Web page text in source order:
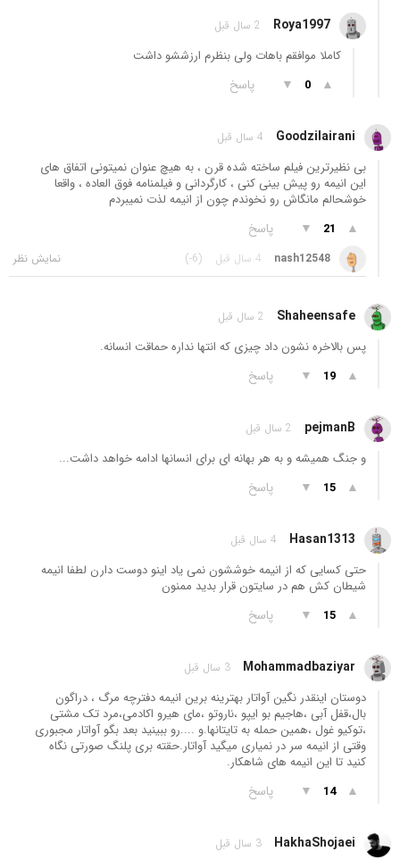
Roya1997 2 سال قبل
کاملا موافقم باهات ولی بنظرم ارزششو داشت
▲
0
▼ پاسخ
Goodzilairani 4 سال قبل
بی نظیرترین فیلم ساخته شده قرن ، به هیچ عنوان نمیتونی اتفاق های
این انیمه رو پیش بینی کنی ، کارگردانی و فیلمنامه فوق العاده ، واقعا
خوشحالم مانگاش رو نخوندم چون از انیمه لذت نمیبردم
▲
21
▼ پاسخ
nash12548 4 سال قبل (-6)
Shaheensafe 2 سال قبل
پس بالاخره نشون داد چیزی که انتها نداره حماقت انسانه.
▲
19
▼ پاسخ
pejmanB 2 سال قبل
و جنگ همیشه و به هر بهانه ای برای انسانها ادامه خواهد داشت...
▲
15
▼ پاسخ
Hasan1313 4 سال قبل
حتی کسایی که از انیمه خوششون نمی یاد اینو دوست دارن لطفا انیمه
شیطان کش هم در سایتون قرار بدید ممنون
▲
15
▼ پاسخ
Mohammadbaziyar 3 سال قبل
دوستان اینقدر نگین آواتار بهترینه برین انیمه دفترچه مرگ ، دراگون
بال،قفل آبی ،هاجیم بو ایپو ،ناروتو ،مای هیرو اکادمی،مرد تک مشتی
،توکیو غول ،همین حمله به تایتانها.و ....رو ببینید بعد بگو آواتار مجبوری
وقتی از انیمه سر در نمیاری میگید آواتار.حقته بری پلنگ صورتی نگاه
کنید تا این انیمه های شاهکار.
▲
14
▼ پاسخ
HakhaShojaei 3 سال قبل